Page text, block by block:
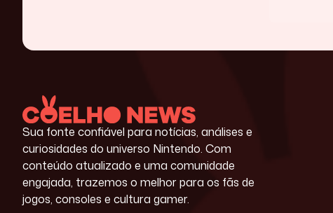
Sua fonte confiável para notícias, análises e
curiosidades do universo Nintendo. Com
conteúdo atualizado e uma comunidade
engajada, trazemos o melhor para os fãs de
jogos, consoles e cultura gamer.